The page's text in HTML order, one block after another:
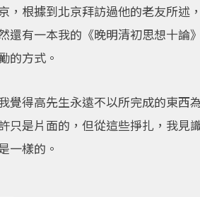
，根據到北京拜訪過他的老友所
還有一本我的《晚明清初思想十
的方式。
覺得高先生永遠不以所完成的東
只是片面的，但從這些掙扎，我
一樣的。